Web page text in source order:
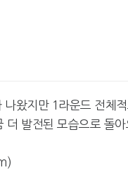
왔지만 1라운드 전체
발전된 모습으로 돌아